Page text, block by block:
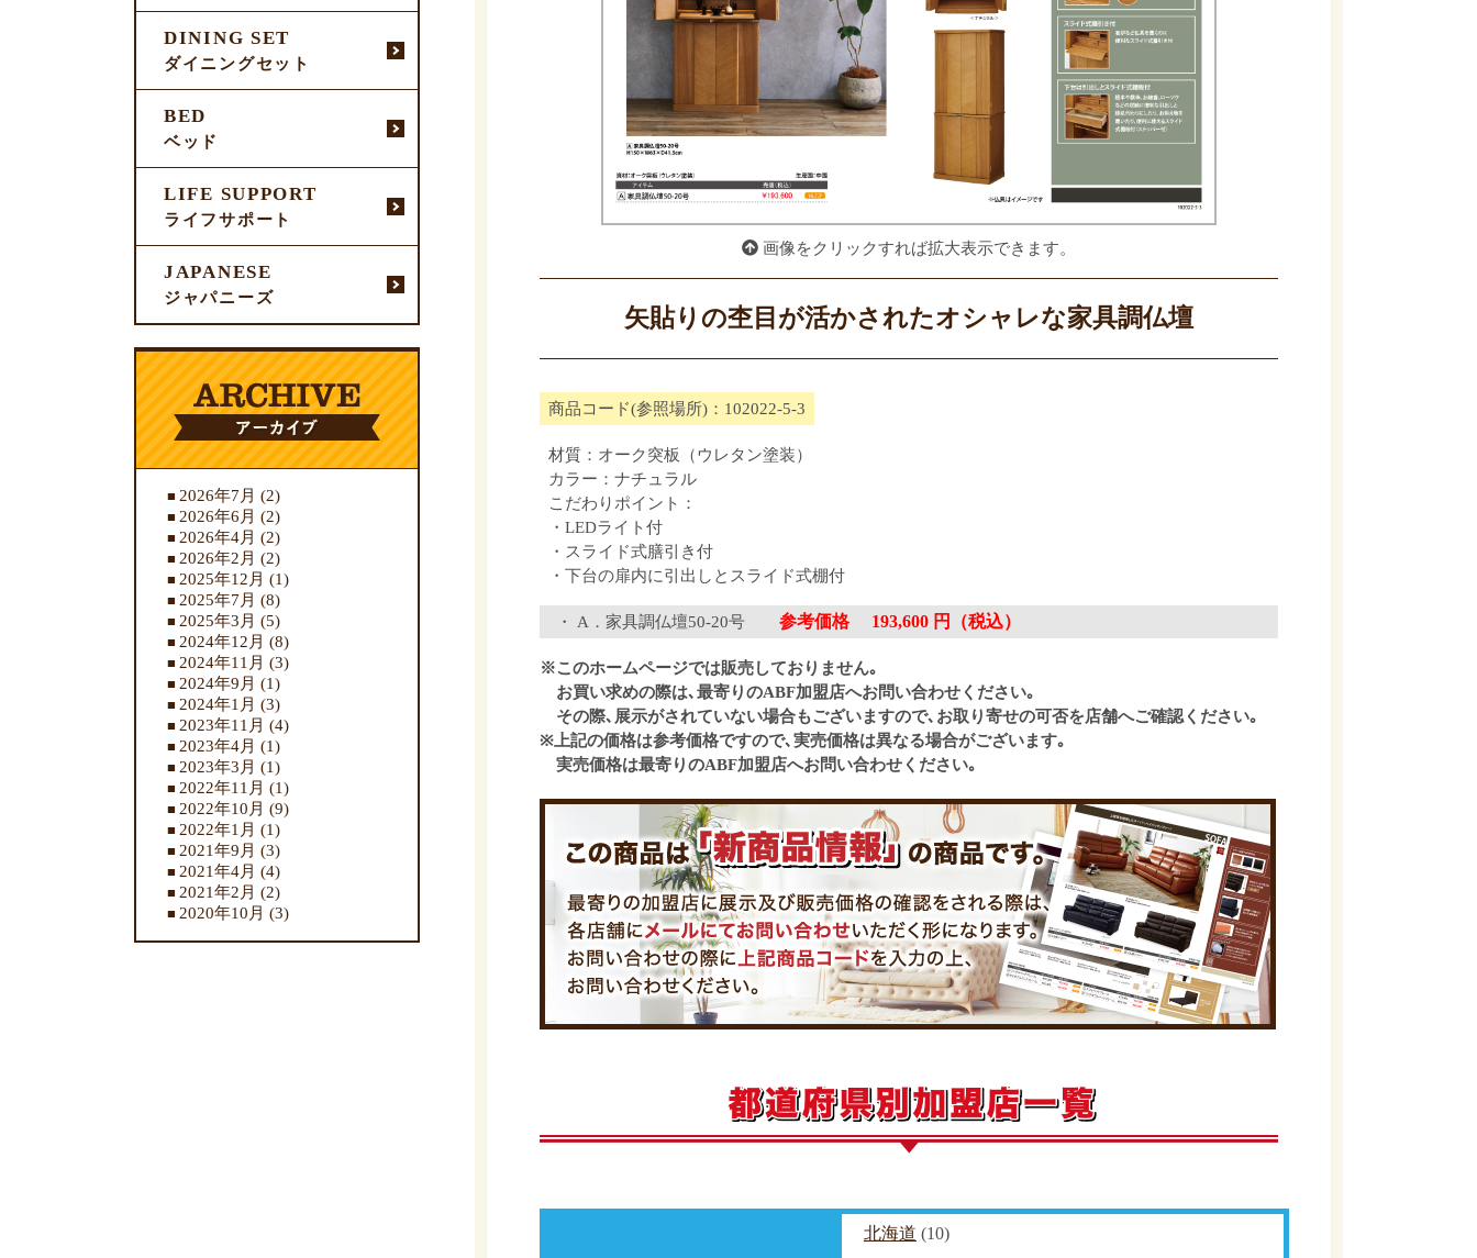
DINING SET
ダイニングセット
BED
ベッド
LIFE SUPPORT
ライフサポート
JAPANESE
ジャパニーズ
2026年7月 (2)
2026年6月 (2)
2026年4月 (2)
2026年2月 (2)
2025年12月 (1)
2025年7月 (8)
2025年3月 (5)
2024年12月 (8)
2024年11月 (3)
2024年9月 (1)
2024年1月 (3)
2023年11月 (4)
2023年4月 (1)
2023年3月 (1)
2022年11月 (1)
2022年10月 (9)
2022年1月 (1)
2021年9月 (3)
2021年4月 (4)
2021年2月 (2)
2020年10月 (3)
画像をクリックすれば拡大表示できます。
矢貼りの杢目が活かされたオシャレな家具調仏壇
商品コード(参照場所)：102022-5-3
材質：オーク突板（ウレタン塗装）
カラー：ナチュラル
こだわりポイント：
・LEDライト付
・スライド式膳引き付
・下台の扉内に引出しとスライド式棚付
A．家具調仏壇50-20号 参考価格 193,600 円（税込）
※このホームページでは販売しておりません｡
お買い求めの際は､最寄りのABF加盟店へお問い合わせください｡
その際､展示がされていない場合もございますので､お取り寄せの可否を店舗へご確認ください｡
※上記の価格は参考価格ですので､実売価格は異なる場合がございます｡
実売価格は最寄りのABF加盟店へお問い合わせください｡
北海道 (10)